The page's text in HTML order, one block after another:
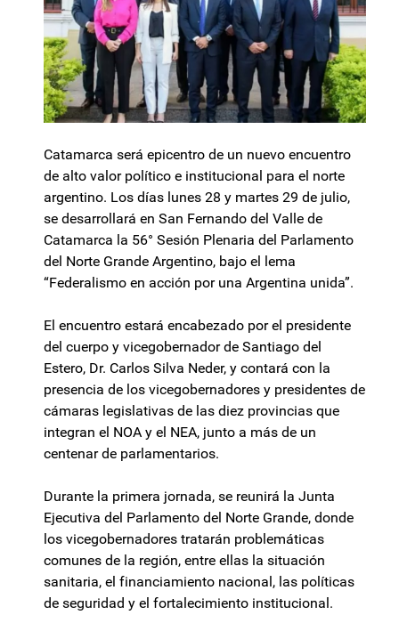
Catamarca será epicentro de un nuevo encuentro
de alto valor político e institucional para el norte
argentino. Los días lunes 28 y martes 29 de julio,
se desarrollará en San Fernando del Valle de
Catamarca la 56° Sesión Plenaria del Parlamento
del Norte Grande Argentino, bajo el lema
“Federalismo en acción por una Argentina unida”.
El encuentro estará encabezado por el presidente
del cuerpo y vicegobernador de Santiago del
Estero, Dr. Carlos Silva Neder, y contará con la
presencia de los vicegobernadores y presidentes de
cámaras legislativas de las diez provincias que
integran el NOA y el NEA, junto a más de un
centenar de parlamentarios.
Durante la primera jornada, se reunirá la Junta
Ejecutiva del Parlamento del Norte Grande, donde
los vicegobernadores tratarán problemáticas
comunes de la región, entre ellas la situación
sanitaria, el financiamiento nacional, las políticas
de seguridad y el fortalecimiento institucional.